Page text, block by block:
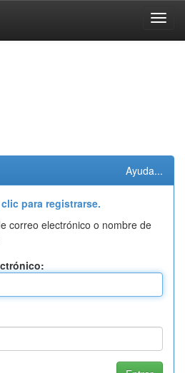
Ayuda...
para registrarse.
correo electrónico o nombre de